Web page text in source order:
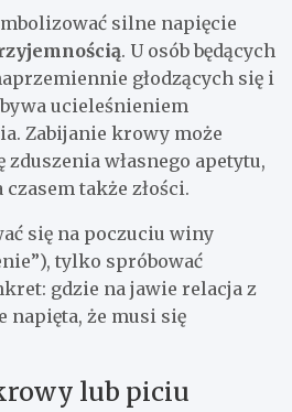
silne napięcie
. U osób będących
głodzących się i
ucieleśnieniem
Zabijanie krowy może
własnego apetytu,
także złości.
się na poczuciu winy
tylko spróbować
gdzie na jawie relacja z
napięta, że musi się
lub piciu